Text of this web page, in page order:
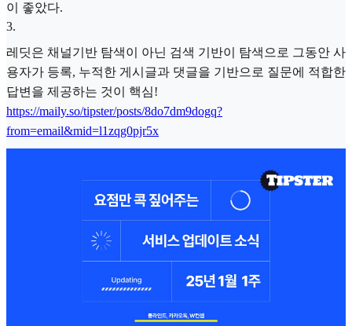
이 좋았다.
3.
레딧은 채널기반 탐색이 아닌 검색 기반이 탐색으로 그동안 사
용자가 등록, 누적한 게시글과 댓글을 기반으로 질문에 적합한
답변을 제공하는 것이 핵심!
https://maily.so/tipster/posts/8do7dm9dogq?
from=email&mid=l1zqg0pjr5x